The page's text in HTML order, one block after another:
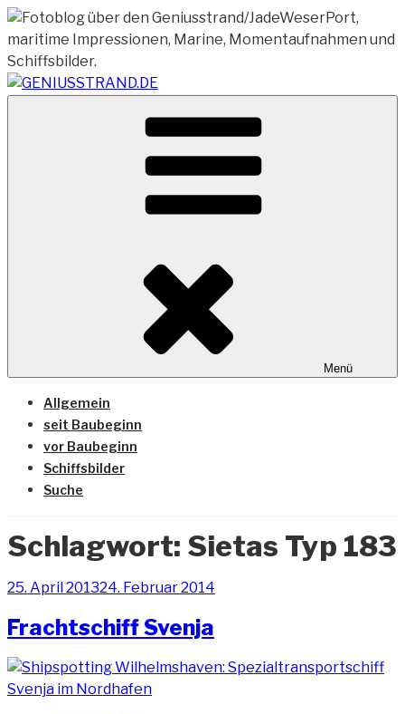
Zum
Inhalt
springen
GENIUSSTRAND.DE
Vom Geniusstrand zum JadeWeserPort/Container
Terminal Wilhelmshaven
Menü
Allgemein
seit Baubeginn
vor Baubeginn
Schiffsbilder
Suche
Schlagwort: Sietas Typ 183
Veröffentlicht
25. April 201324. Februar 2014
Frachtschiff Svenja